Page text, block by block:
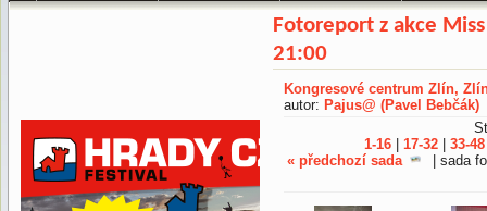
Fotoreport z akce
21:00
Kongresové centrum Zlín,
autor: Pajus@ (Pavel Bebčák)
1-16| 17-32| 33-48
« předchozí sada
| sada